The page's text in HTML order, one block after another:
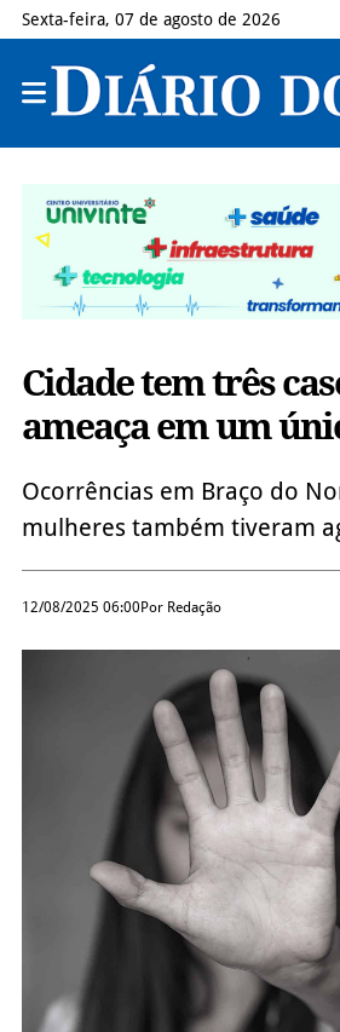
Sexta-feira, 07 de agosto de 2026
Cidade tem três
ameaça em um
Ocorrências em Braço do
mulheres também tiveram
12/08/2025 06:00Por Redação